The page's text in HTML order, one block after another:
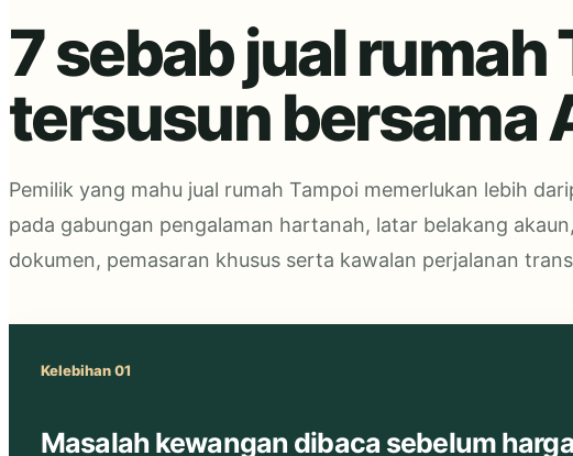
7 sebab jual rumah
tersusun bersama
Pemilik yang mahu jual rumah Tampoi memerlukan lebih
pada gabungan pengalaman hartanah, latar belakang
dokumen, pemasaran khusus serta kawalan perjalanan
Kelebihan 01
Masalah kewangan dibaca sebelum harga